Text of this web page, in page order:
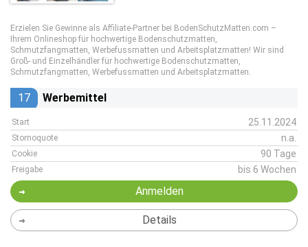
Erzielen Sie Gewinne als Affiliate-Partner bei BodenSchutzMatten.com –
Ihrem Onlineshop für hochwertige Bodenschutzmatten,
Schmutzfangmatten, Werbefussmatten und Arbeitsplatzmatten! Wir sind
Groß- und Einzelhändler für hochwertige Bodenschutzmatten,
Schmutzfangmatten, Werbefussmatten und Arbeitsplatzmatten.
17 Werbemittel
Start 25.11.2024
Stornoquote n.a.
Cookie 90 Tage
Freigabe bis 6 Wochen
Anmelden
Details